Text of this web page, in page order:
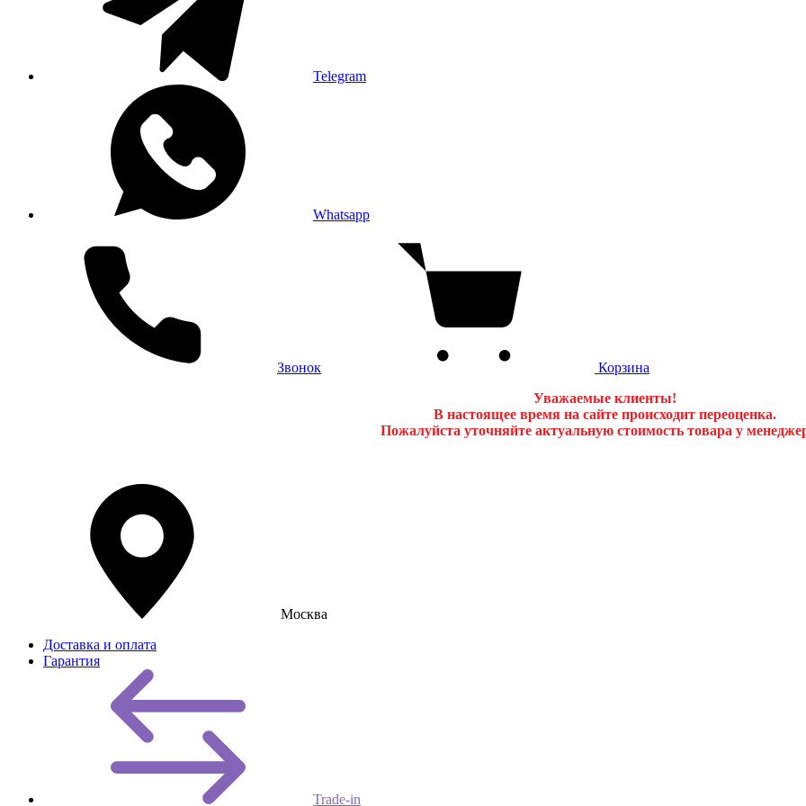
Telegram
Whatsapp
Звонок
Корзина
Уважаемые клиенты!
В настоящее время на сайте происходит переоценка.
Пожалуйста уточняйте актуальную стоимость товара у
Москва
Доставка и оплата
Гарантия
Trade-in